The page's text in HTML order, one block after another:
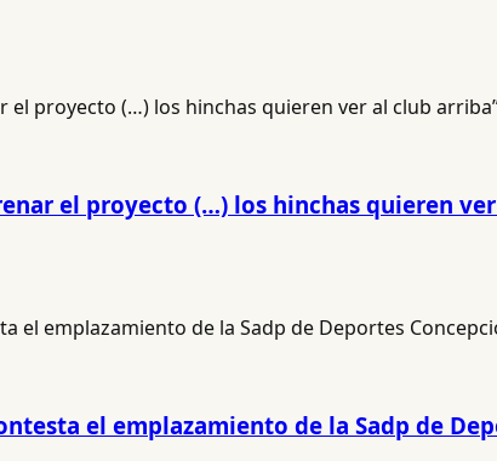
el proyecto (…) los hinchas quieren
el emplazamiento de la Sadp de